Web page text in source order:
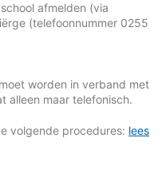
afmelden (via
(telefoonnummer 0255
worden in verband met
alleen maar telefonisch.
volgende procedures: lees